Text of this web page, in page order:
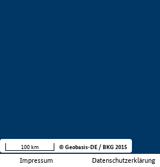
Impressum Datenschutzerklärung
100 km © Geobasis-DE / BKG 2015